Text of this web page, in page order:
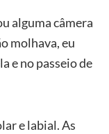
alguma câmera
molhava, eu
e no passeio de
e labial. As